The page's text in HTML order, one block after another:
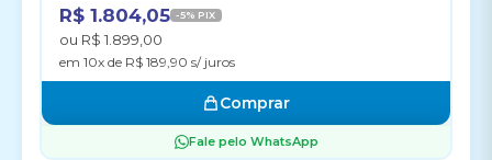
R$ 1.804,05 -5% PIX
ou R$ 1.899,00
em 10x de R$ 189,90 s/ juros
Comprar
Fale pelo WhatsApp